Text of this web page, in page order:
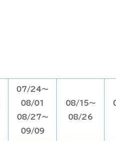
07/24～
08/01
08/27～
09/09
08/15～
08/26